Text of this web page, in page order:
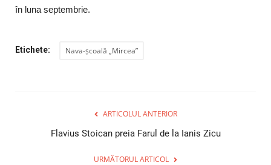
în luna septembrie.
Etichete: Nava-școală „Mircea”
ARTICOLUL ANTERIOR
Flavius Stoican preia Farul de la Ianis Zicu
URMĂTORUL ARTICOL